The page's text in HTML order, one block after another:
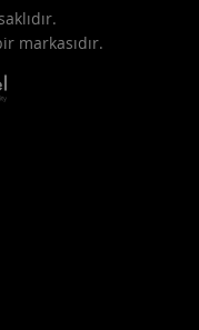
markasıdır.